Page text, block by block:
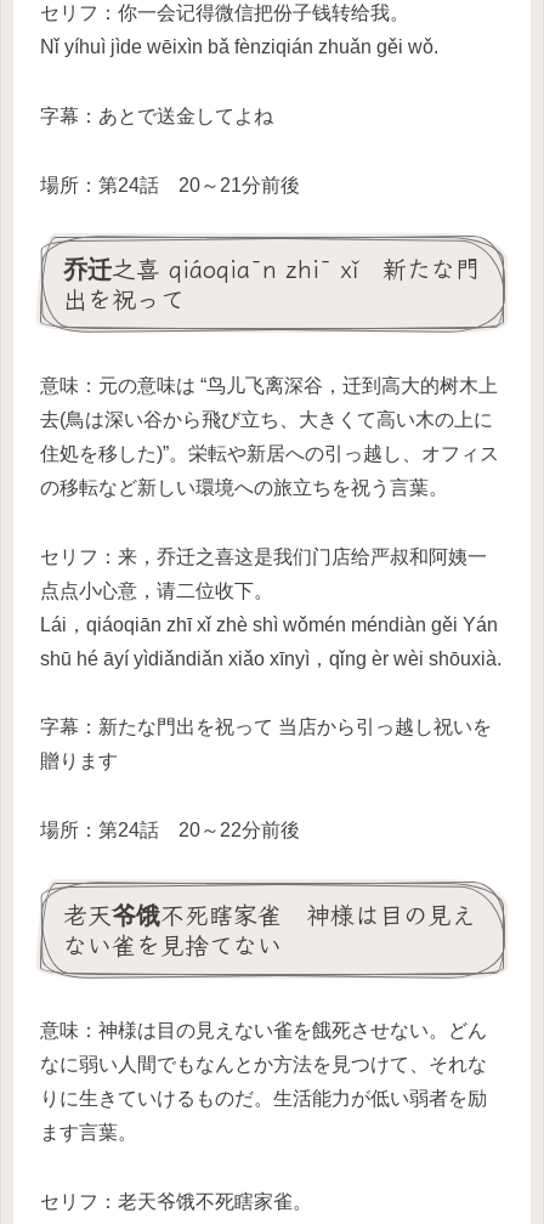
セリフ：你一会记得微信把份子钱转给我。
Nǐ yíhuì jìde wēixìn bǎ fènziqián zhuǎn gěi wǒ.
字幕：あとで送金してよね
場所：第24話 20～21分前後
乔迁之喜 qiáoqiān zhī xǐ 新たな門
出を祝って
意味：元の意味は “鸟儿飞离深谷，迁到高大的树木上
去(鳥は深い谷から飛び立ち、大きくて高い木の上に
住処を移した)”。栄転や新居への引っ越し、オフィス
の移転など新しい環境への旅立ちを祝う言葉。
セリフ：来，乔迁之喜这是我们门店给严叔和阿姨一
点点小心意，请二位收下。
Lái，qiáoqiān zhī xǐ zhè shì wǒmén méndiàn gěi Yán
shū hé āyí yìdiǎndiǎn xiǎo xīnyì，qǐng èr wèi shōuxià.
字幕：新たな門出を祝って 当店から引っ越し祝いを
贈ります
場所：第24話 20～22分前後
老天爷饿不死瞎家雀 神様は目の見え
ない雀を見捨てない
意味：神様は目の見えない雀を餓死させない。どん
なに弱い人間でもなんとか方法を見つけて、それな
りに生きていけるものだ。生活能力が低い弱者を励
ます言葉。
セリフ：老天爷饿不死瞎家雀。